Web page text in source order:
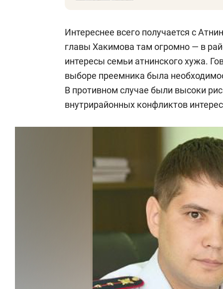
Интереснее всего получается с
главы Хакимова там огромно — в
интересы семьи атнинского хужа.
выборе преемника была
В противном случае были высоки
внутрирайонных конфликтов